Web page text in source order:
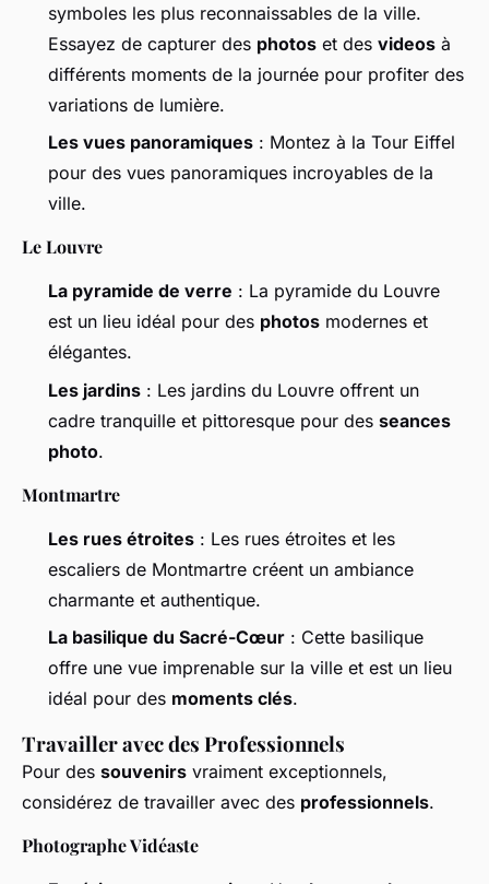
symboles les plus reconnaissables de la ville.
Essayez de capturer des photos et des videos à
différents moments de la journée pour profiter des
variations de lumière.
Les vues panoramiques : Montez à la Tour Eiffel
pour des vues panoramiques incroyables de la
ville.
Le Louvre
La pyramide de verre : La pyramide du Louvre
est un lieu idéal pour des photos modernes et
élégantes.
Les jardins : Les jardins du Louvre offrent un
cadre tranquille et pittoresque pour des seances
photo.
Montmartre
Les rues étroites : Les rues étroites et les
escaliers de Montmartre créent un ambiance
charmante et authentique.
La basilique du Sacré-Cœur : Cette basilique
offre une vue imprenable sur la ville et est un lieu
idéal pour des moments clés.
Travailler avec des Professionnels
Pour des souvenirs vraiment exceptionnels,
considérez de travailler avec des professionnels.
Photographe Vidéaste